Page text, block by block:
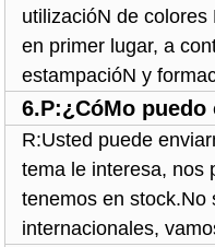
utilizacióN de
en primer lugar, a
estampacióN y
6.P:¿CóMo
R:Usted puede
tema le interesa, nos
tenemos en
internacionales,